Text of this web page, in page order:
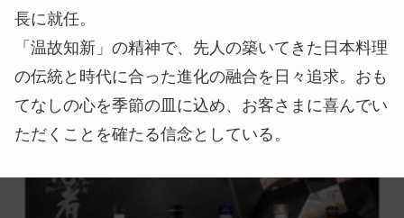
長に就任。
「温故知新」の精神で、先人の築いてきた日本料理
の伝統と時代に合った進化の融合を日々追求。おも
てなしの心を季節の皿に込め、お客さまに喜んでい
ただくことを確たる信念としている。